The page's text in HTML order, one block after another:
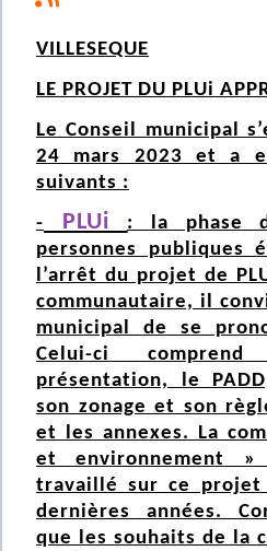
VILLESEQUE
LE PROJET DU PLUi
Le Conseil municipal
24 mars 2023 et a
suivants :
-
PLUi
: la phase
personnes publiques
l’arrêt du projet de
communautaire, il
municipal de se
Celui-ci
présentation, le
son zonage et son
et les annexes. La
et environnement
travaillé sur ce
dernières années.
que les souhaits de la